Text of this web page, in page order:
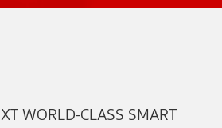
WORLD-CLASS SMART